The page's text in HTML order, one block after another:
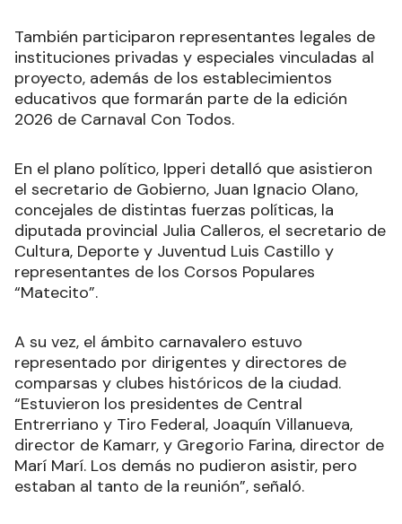
También participaron representantes legales de
instituciones privadas y especiales vinculadas al
proyecto, además de los establecimientos
educativos que formarán parte de la edición
2026 de Carnaval Con Todos.
En el plano político, Ipperi detalló que asistieron
el secretario de Gobierno, Juan Ignacio Olano,
concejales de distintas fuerzas políticas, la
diputada provincial Julia Calleros, el secretario de
Cultura, Deporte y Juventud Luis Castillo y
representantes de los Corsos Populares
“Matecito”.
A su vez, el ámbito carnavalero estuvo
representado por dirigentes y directores de
comparsas y clubes históricos de la ciudad.
“Estuvieron los presidentes de Central
Entrerriano y Tiro Federal, Joaquín Villanueva,
director de Kamarr, y Gregorio Farina, director de
Marí Marí. Los demás no pudieron asistir, pero
estaban al tanto de la reunión”, señaló.